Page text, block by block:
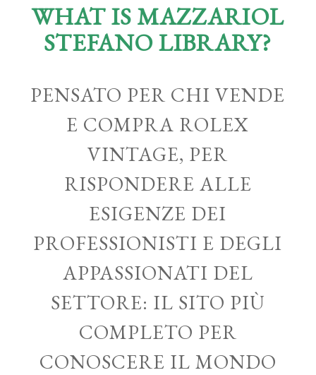
WHAT IS MAZZARIOL
STEFANO LIBRARY?
PENSATO PER CHI VENDE
E COMPRA ROLEX
VINTAGE, PER
RISPONDERE ALLE
ESIGENZE DEI
PROFESSIONISTI E DEGLI
APPASSIONATI DEL
SETTORE: IL SITO PIÙ
COMPLETO PER
CONOSCERE IL MONDO